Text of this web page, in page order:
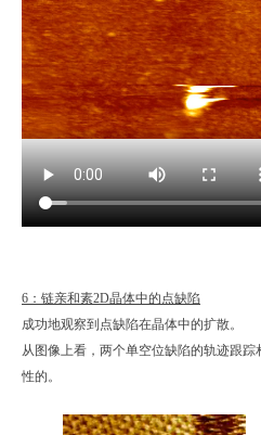
6：链亲和素2D晶体中的点缺陷
成功地观察到点缺陷在晶体中的扩散。
从图像上看，两个单空位缺陷的轨迹跟
性的。